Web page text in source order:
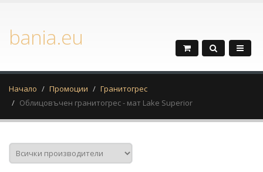
bania.eu
Начало Промоции
Гранитогрес
Облицовъчен гранитогрес - мат Lake Superior